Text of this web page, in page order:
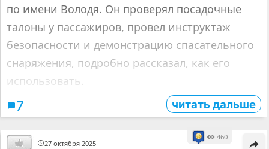
по имени Володя. Он проверял посадочные
талоны у пассажиров, провел инструктаж
безопасности и демонстрацию спасательного
снаряжения, подробно рассказал, как его
использовать.
7 читать дальше
27 октября 2025
460